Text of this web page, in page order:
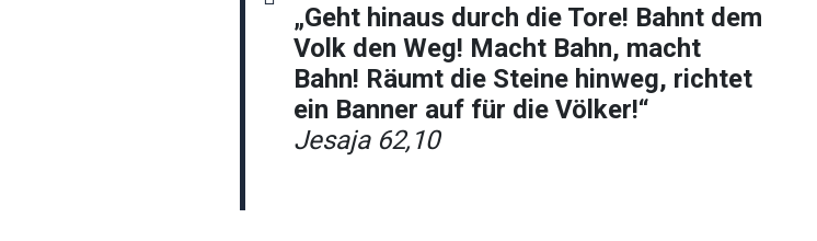
„Geht hinaus durch die Tore! Bahnt dem
Volk den Weg! Macht Bahn, macht
Bahn! Räumt die Steine hinweg, richtet
ein Banner auf für die Völker!“
Jesaja 62,10